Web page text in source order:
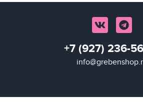
+7 (927) 236-